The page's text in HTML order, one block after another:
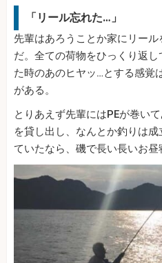
「リール忘れた…」
先輩はあろうことか家にリー
だ。全ての荷物をひっくり返
た時のあのヒヤッ…とする感覚
がある。
とりあえず先輩にはPEが巻い
を貸し出し、なんとか釣りは
ていたなら、磯で長い長いお昼